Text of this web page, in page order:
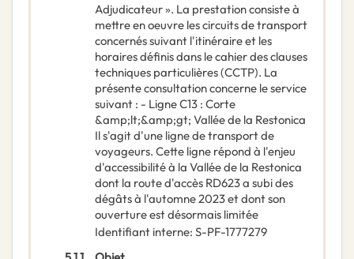
Adjudicateur ». La prestation consiste à
mettre en oeuvre les circuits de transport
concernés suivant l'itinéraire et les
horaires définis dans le cahier des clauses
techniques particulières (CCTP). La
présente consultation concerne le service
suivant : - Ligne C13 : Corte
&amp;lt;&amp;gt; Vallée de la Restonica
Il s'agit d'une ligne de transport de
voyageurs. Cette ligne répond à l'enjeu
d'accessibilité à la Vallée de la Restonica
dont la route d'accès RD623 a subi des
dégâts à l'automne 2023 et dont son
ouverture est désormais limitée
Identifiant interne: S-PF-1777279